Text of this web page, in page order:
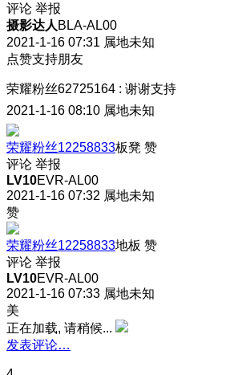
评论 举报
摄影达人 BLA-AL00
2021-1-16 07:31 属地未知
点赞支持朋友
荣耀粉丝62725164 : 谢谢支持
2021-1-16 08:10 属地未知
荣耀粉丝12258833板凳 赞
评论 举报
LV10EVR-AL00
2021-1-16 07:32 属地未知
赞
荣耀粉丝12258833地板 赞
评论 举报
LV10EVR-AL00
2021-1-16 07:33 属地未知
美
正在加载, 请稍候...
发表评论…